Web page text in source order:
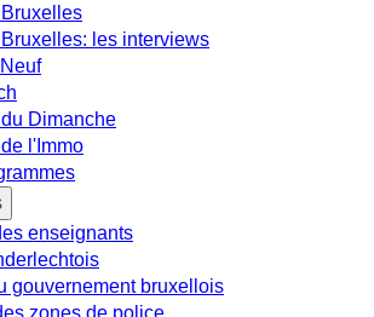
les interviews
Neuf
Dimanche
l'Immo
enseignants
gouvernement bruxellois
zones de police